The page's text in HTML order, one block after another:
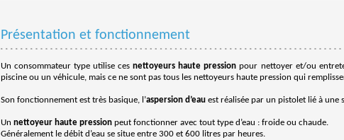
Présentation et fonctionnement
Un consommateur type utilise cesnettoyeurs haute pression pour nettoyer et/ou
piscine ou un véhicule, mais ce ne sont pas tous les nettoyeurs haute pression qui
Son fonctionnement est très basique, l’aspersion d’eauest réalisée par un pistolet lié à une
Un nettoyeur haute pressionpeut fonctionner avec tout type d’eau : froide ou chaude.
Généralement le débit d’eau se situe entre 300 et 600 litres par heures.